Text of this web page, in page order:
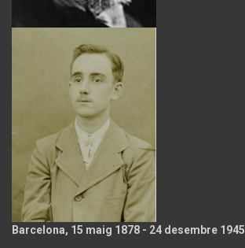
Barcelona, 15 maig 1878 - 24 desembre 1945